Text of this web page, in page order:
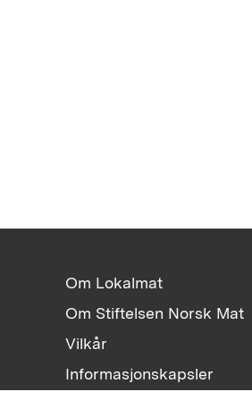
Om Lokalmat
Om Stiftelsen Norsk Mat
Vilkår
Informasjonskapsler